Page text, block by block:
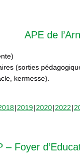
APE de
(sorties
kermesse).
2019 2020 2022
– Foyer